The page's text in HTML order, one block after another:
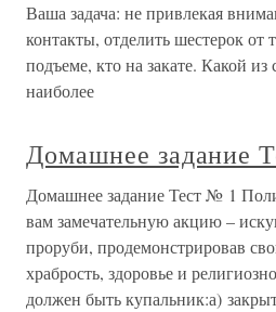
Ваша задача: не привлекая
контакты, отделить шестерок от
подъеме, кто на закате. Какой из
наиболее
Домашнее задание
Домашнее задание Тест № 1
вам замечательную акцию –
проруби, продемонстрировав
храбрость, здоровье и
должен быть купальник:а)